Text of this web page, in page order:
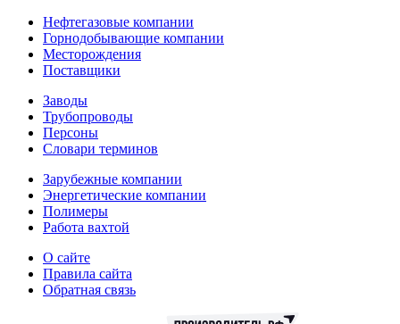
Нефтегазовые компании
Горнодобывающие компании
Месторождения
Поставщики
Заводы
Трубопроводы
Персоны
Словари терминов
Зарубежные компании
Энергетические компании
Полимеры
Работа вахтой
О сайте
Правила сайта
Обратная связь